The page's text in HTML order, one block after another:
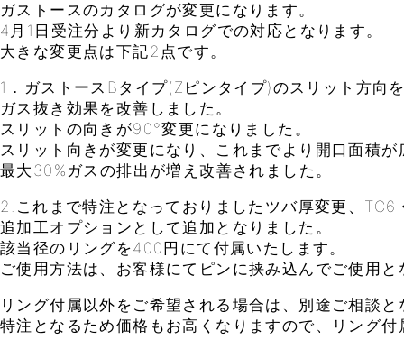
ガストースのカタログが変更になります。
4月1日受注分より新カタログでの対応となります。
大きな変更点は下記2点です。
1．ガストースBタイプ(Zピンタイプ)のスリット方向
ガス抜き効果を改善しました。
スリットの向きが90°変更になりました。
スリット向きが変更になり、これまでより開口面積が
最大30%ガスの排出が増え改善されました。
2.これまで特注となっておりましたツバ厚変更、TC6
追加工オプションとして追加となりました。
該当径のリングを400円にて付属いたします。
ご使用方法は、お客様にてピンに挟み込んでご使用と
リング付属以外をご希望される場合は、別途ご相談と
特注となるため価格もお高くなりますので、リング